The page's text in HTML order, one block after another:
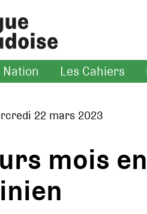
Nation Les Cahiers
22 mars 2023
mois